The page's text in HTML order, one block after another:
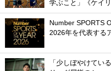
学ぶこと」《ケイ
Number SPORTS
2026年を代表する
「少しぼやけてい